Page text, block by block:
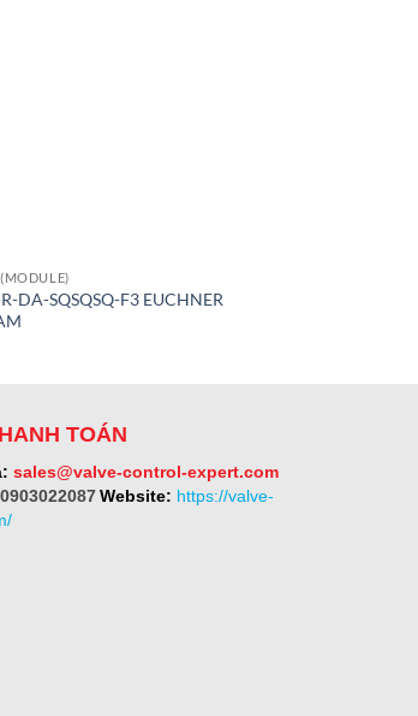
DA-SQSQSQ-F3 EUCHNER
TOÁN
sales@valve-control-expert.com
0903022087 Website: https://valve-